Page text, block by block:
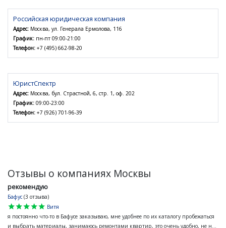
Российская юридическая компания
Адрес: Москва, ул. Генерала Ермолова, 116
График: пн-пт 09:00-21:00
Телефон: +7 (495) 662-98-20
ЮристСпектр
Адрес: Москва, бул. Страстной, 6, стр. 1, оф. 202
График: 09:00-23:00
Телефон: +7 (926) 701-96-39
Отзывы о компаниях Москвы
рекомендую
Бафус (3 отзыва)
star
star
star
star
star
Витя
я постоянно что-то в Бафусе заказываю, мне удобнее по их каталогу пробежаться
и выбрать материалы, занимаюсь ремонтами квартир, это очень удобно, не н...